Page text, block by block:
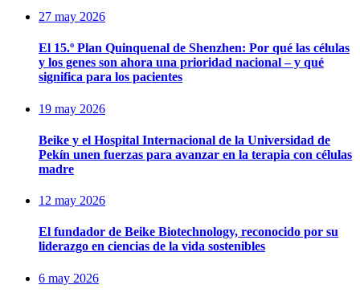
27 may 2026
El 15.º Plan Quinquenal de Shenzhen: Por qué las células
y los genes son ahora una prioridad nacional – y qué
significa para los pacientes
19 may 2026
Beike y el Hospital Internacional de la Universidad de
Pekín unen fuerzas para avanzar en la terapia con células
madre
12 may 2026
El fundador de Beike Biotechnology, reconocido por su
liderazgo en ciencias de la vida sostenibles
6 may 2026